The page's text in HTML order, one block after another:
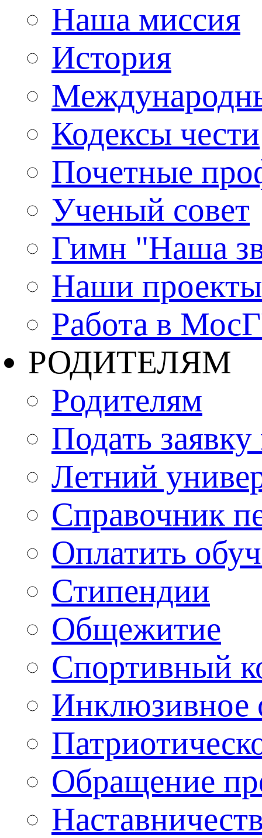
Наша миссия
История
Кодексы чести
Почетные
Ученый совет
Гимн "Наша
Наши проекты
Работа в
РОДИТЕЛЯМ
Родителям
Подать
Летний
Справочник
Оплатить
Стипендии
Общежитие
Спортивный
Инклюзивное
Обращение